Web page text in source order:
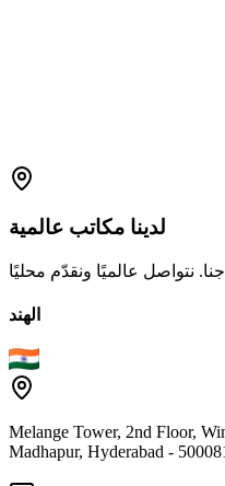
لدينا مكاتب عالمية
الهند
Melange Tower, 2nd Floor,
Madhapur, Hyderabad -